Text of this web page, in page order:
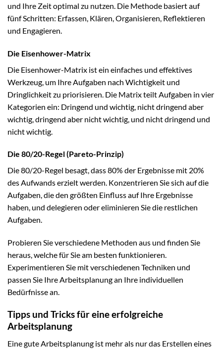
und Ihre Zeit optimal zu nutzen. Die Methode basiert auf
fünf Schritten: Erfassen, Klären, Organisieren, Reflektieren
und Engagieren.
Die Eisenhower-Matrix
Die Eisenhower-Matrix ist ein einfaches und effektives
Werkzeug, um Ihre Aufgaben nach Wichtigkeit und
Dringlichkeit zu priorisieren. Die Matrix teilt Aufgaben in vier
Kategorien ein: Dringend und wichtig, nicht dringend aber
wichtig, dringend aber nicht wichtig, und nicht dringend und
nicht wichtig.
Die 80/20-Regel (Pareto-Prinzip)
Die 80/20-Regel besagt, dass 80% der Ergebnisse mit 20%
des Aufwands erzielt werden. Konzentrieren Sie sich auf die
Aufgaben, die den größten Einfluss auf Ihre Ergebnisse
haben, und delegieren oder eliminieren Sie die restlichen
Aufgaben.
Probieren Sie verschiedene Methoden aus und finden Sie
heraus, welche für Sie am besten funktionieren.
Experimentieren Sie mit verschiedenen Techniken und
passen Sie Ihre Arbeitsplanung an Ihre individuellen
Bedürfnisse an.
Tipps und Tricks für eine erfolgreiche
Arbeitsplanung
Eine gute Arbeitsplanung ist mehr als nur das Erstellen eines